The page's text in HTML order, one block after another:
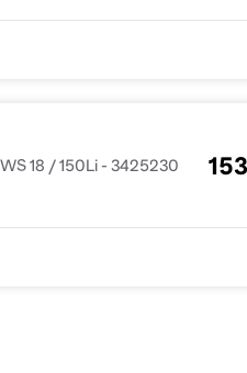
18 / 150Li - 3425230